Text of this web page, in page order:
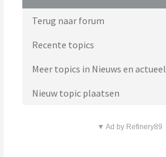
Terug naar forum
Recente topics
Meer topics in Nieuws en actueel
Nieuw topic plaatsen
▼ Ad by Refinery89